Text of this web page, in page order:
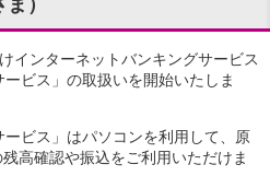
インターネットバンキングサービス
ービス」の取扱いを開始いたしま
ービス」はパソコンを利用して、原
高確認や振込をご利用いただけま